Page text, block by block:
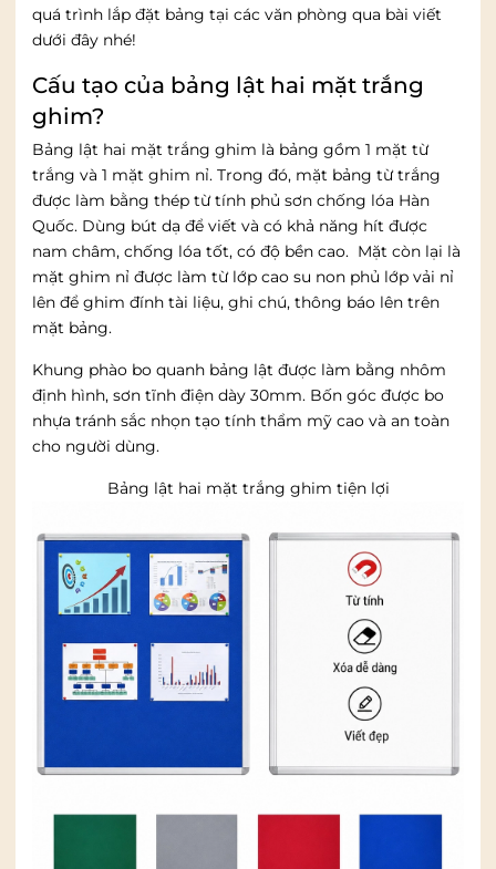
quá trình lắp đặt bảng tại các văn phòng qua bài viết
dưới đây nhé!
Cấu tạo của bảng lật hai mặt trắng
ghim?
Bảng lật hai mặt trắng ghim là bảng gồm 1 mặt từ
trắng và 1 mặt ghim nỉ. Trong đó, mặt bảng từ trắng
được làm bằng thép từ tính phủ sơn chống lóa Hàn
Quốc. Dùng bút dạ để viết và có khả năng hít được
nam châm, chống lóa tốt, có độ bền cao. Mặt còn lại là
mặt ghim nỉ được làm từ lớp cao su non phủ lớp vải nỉ
lên để ghim đính tài liệu, ghi chú, thông báo lên trên
mặt bảng.
Khung phào bo quanh bảng lật được làm bằng nhôm
định hình, sơn tĩnh điện dày 30mm. Bốn góc được bo
nhựa tránh sắc nhọn tạo tính thẩm mỹ cao và an toàn
cho người dùng.
Bảng lật hai mặt trắng ghim tiện lợi